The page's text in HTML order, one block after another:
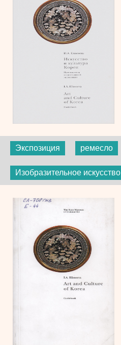
Экспозиция ремесло
Изобразительное искусство